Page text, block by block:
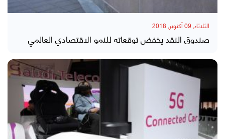
الثلاثاء, 09 أكتوبر, 2018
صندوق النقد يخفض توقعاته للنمو الاقتصادي العالمي